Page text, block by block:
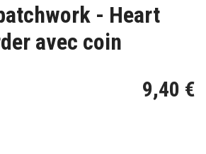
- Heart
avec coin
9,40 €